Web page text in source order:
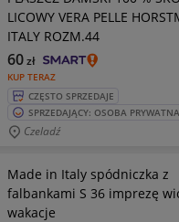
LICOWY VERA PELLE HORSTMANN
ITALY ROZM.44
KUP TERAZ
60zł
CZĘSTO SPRZEDAJE
SPRZEDAJĄCY: OSOBA PRYWATNA
Czeladź
Made in Italy spódniczka z
falbankami S 36 imprezę
wakacje